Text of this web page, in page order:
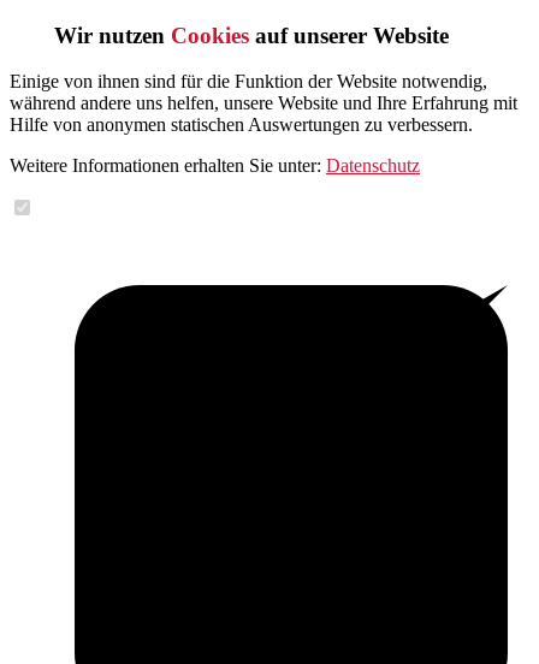
Wir nutzen Cookies auf unserer Website
Einige von ihnen sind für die Funktion der Website notwendig,
während andere uns helfen, unsere Website und Ihre Erfahrung mit
Hilfe von anonymen statischen Auswertungen zu verbessern.
Weitere Informationen erhalten Sie unter: Datenschutz